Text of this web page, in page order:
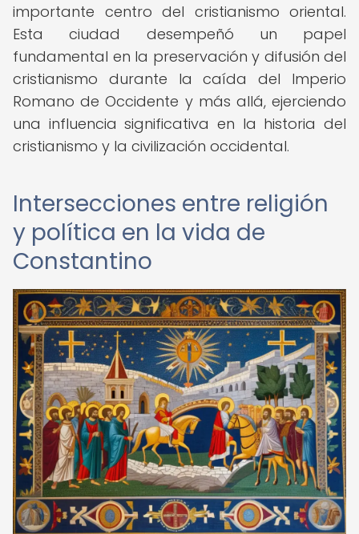
importante centro del cristianismo oriental.
Esta ciudad desempeñó un papel
fundamental en la preservación y difusión del
cristianismo durante la caída del Imperio
Romano de Occidente y más allá, ejerciendo
una influencia significativa en la historia del
cristianismo y la civilización occidental.
Intersecciones entre religión
y política en la vida de
Constantino